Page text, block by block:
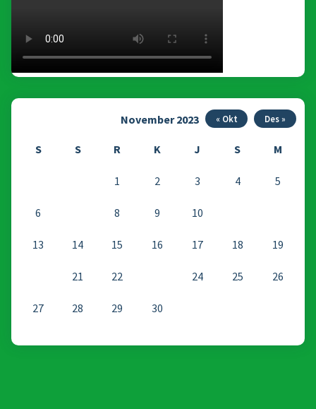
November 2023
S S R K J S M
1 2 3 4 5
6 8 9 10
13 14 15 16 17 18 19
21 22 24 25 26
27 28 29 30
« Okt Des »